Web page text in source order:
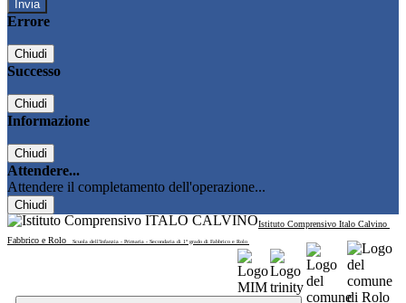
Errore
Chiudi
Successo
Chiudi
Informazione
Chiudi
Attendere...
Attendere il completamento dell'operazione...
Chiudi
Istituto Comprensivo Italo Calvino
Fabbrico e Rolo
Scuola dell'Infanzia - Primaria - Secondaria di 1° grado di Fabbrico e Rolo